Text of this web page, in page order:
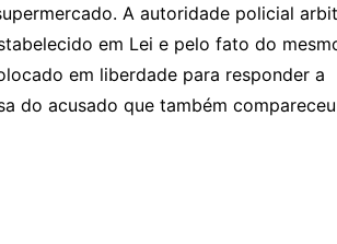
A autoridade policial
em Lei e pelo fato do
em liberdade para responder a
do acusado que também